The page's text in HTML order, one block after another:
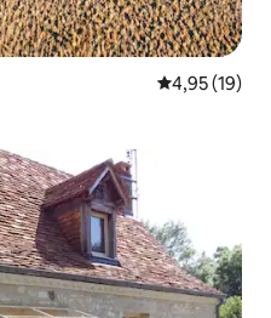
4,95 de uma
4,95 (19)